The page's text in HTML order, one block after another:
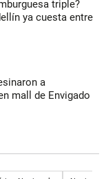
triple?
ya cuesta entre
a
mall de Envigado